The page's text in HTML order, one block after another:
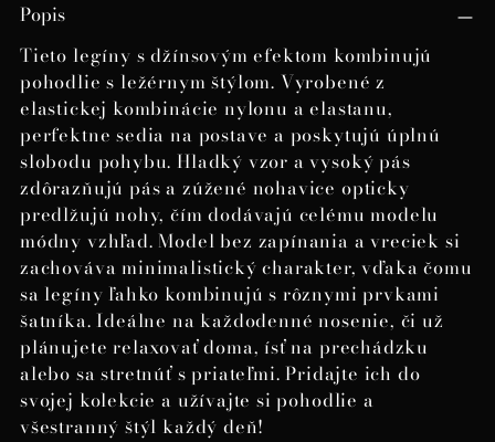
produktu
do
košíka
Popis
Tieto legíny s džínsovým efektom kombinujú
pohodlie s ležérnym štýlom. Vyrobené z
elastickej kombinácie nylonu a elastanu,
perfektne sedia na postave a poskytujú úplnú
slobodu pohybu. Hladký vzor a vysoký pás
zdôrazňujú pás a zúžené nohavice opticky
predlžujú nohy, čím dodávajú celému modelu
módny vzhľad. Model bez zapínania a vreciek si
zachováva minimalistický charakter, vďaka čomu
sa legíny ľahko kombinujú s rôznymi prvkami
šatníka. Ideálne na každodenné nosenie, či už
plánujete relaxovať doma, ísť na prechádzku
alebo sa stretnúť s priateľmi. Pridajte ich do
svojej kolekcie a užívajte si pohodlie a
všestranný štýl každý deň!